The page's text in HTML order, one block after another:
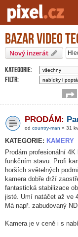
Server o natáčení a
Bazar video
Nový inzerát
Kategorie:
Filtr:
PRODÁM:
od country-man » 31
KATEGORIE: KAMERY
Prodám profesionální
funkčním stavu. Profi
horších světelných
kamera dobře drží
fantastická stabilizace
jisté. Umí natáčet až ve
Má např. zabudovaný
Kamera je v ceně i s